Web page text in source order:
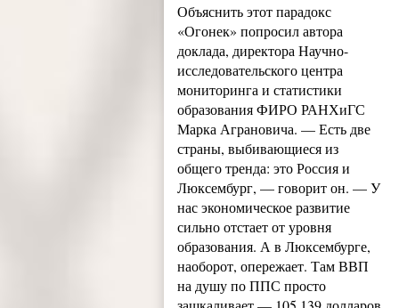
Объяснить этот парадокс
«Огонек» попросил автора
доклада, директора Научно-
исследовательского центра
мониторинга и статистики
образования ФИРО РАНХиГС
Марка Аграновича. — Есть две
страны, выбивающиеся из
общего тренда: это Россия и
Люксембург, — говорит он. — У
нас экономическое развитие
сильно отстает от уровня
образования. А в Люксембурге,
наоборот, опережает. Там ВВП
на душу по ППС просто